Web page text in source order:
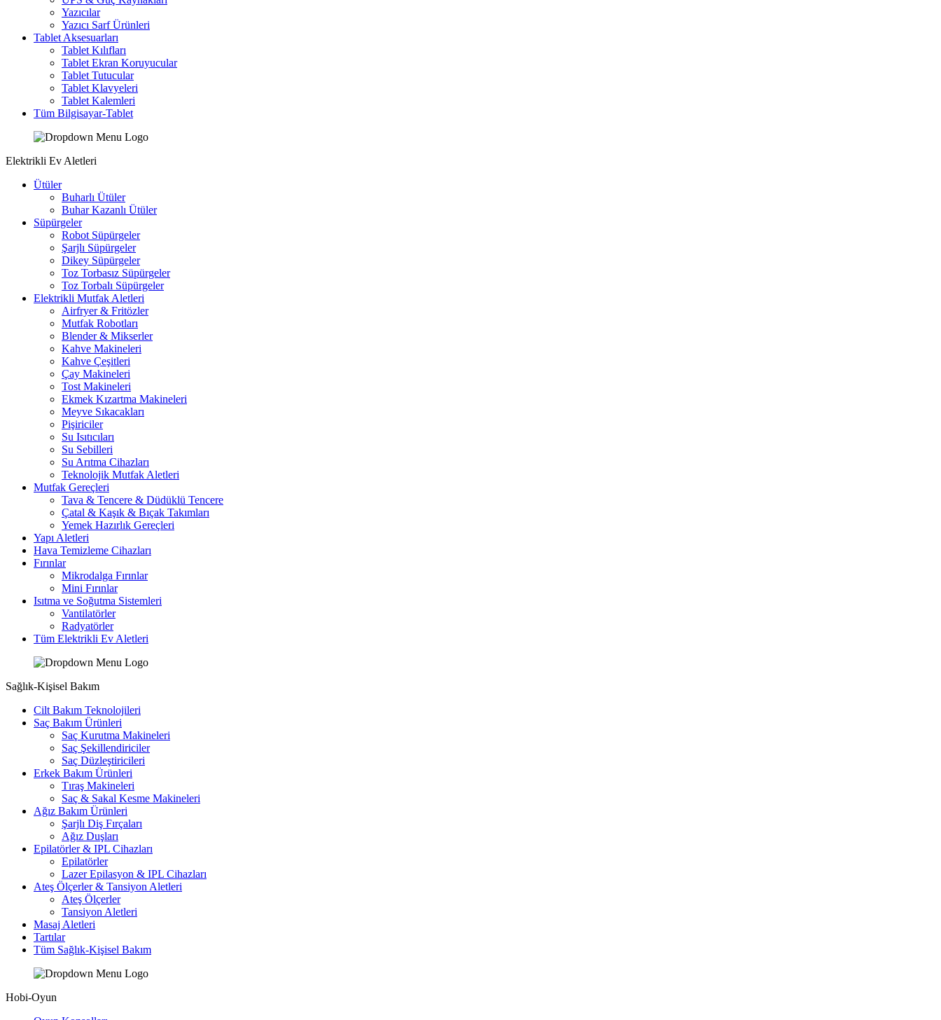
Yazıcılar
Yazıcı Sarf Ürünleri
Tablet Aksesuarları
Tablet Kılıfları
Tablet Ekran Koruyucular
Tablet Tutucular
Tablet Klavyeleri
Tablet Kalemleri
Tüm Bilgisayar-Tablet
Elektrikli Ev Aletleri
Ütüler
Buharlı Ütüler
Buhar Kazanlı Ütüler
Süpürgeler
Robot Süpürgeler
Şarjlı Süpürgeler
Dikey Süpürgeler
Toz Torbasız Süpürgeler
Toz Torbalı Süpürgeler
Elektrikli Mutfak Aletleri
Airfryer & Fritözler
Mutfak Robotları
Blender & Mikserler
Kahve Makineleri
Kahve Çeşitleri
Çay Makineleri
Tost Makineleri
Ekmek Kızartma Makineleri
Meyve Sıkacakları
Pişiriciler
Su Isıtıcıları
Su Sebilleri
Su Arıtma Cihazları
Teknolojik Mutfak Aletleri
Mutfak Gereçleri
Tava & Tencere & Düdüklü Tencere
Çatal & Kaşık & Bıçak Takımları
Yemek Hazırlık Gereçleri
Yapı Aletleri
Hava Temizleme Cihazları
Fırınlar
Mikrodalga Fırınlar
Mini Fırınlar
Isıtma ve Soğutma Sistemleri
Vantilatörler
Radyatörler
Tüm Elektrikli Ev Aletleri
Sağlık-Kişisel Bakım
Cilt Bakım Teknolojileri
Saç Bakım Ürünleri
Saç Kurutma Makineleri
Saç Şekillendiriciler
Saç Düzleştiricileri
Erkek Bakım Ürünleri
Tıraş Makineleri
Saç & Sakal Kesme Makineleri
Ağız Bakım Ürünleri
Şarjlı Diş Fırçaları
Ağız Duşları
Epilatörler & IPL Cihazları
Epilatörler
Lazer Epilasyon & IPL Cihazları
Ateş Ölçerler & Tansiyon Aletleri
Ateş Ölçerler
Tansiyon Aletleri
Masaj Aletleri
Tartılar
Tüm Sağlık-Kişisel Bakım
Hobi-Oyun